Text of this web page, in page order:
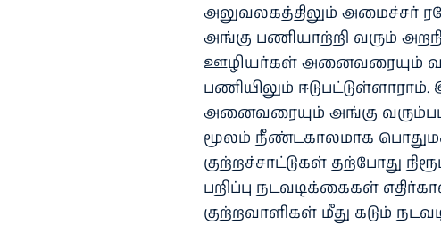
அலுவலகத்திலும் அமைச்சர்
அங்கு பணியாற்றி வரும்
ஊழியர்கள் அனைவரையும்
பணியிலும்
அனைவரையும் அங்கு
மூலம் நீண்டகாலமாக
குற்றச்சாட்டுகள் தற்போது
பறிப்பு நடவடிக்கைகள்
குற்றவாளிகள் மீது கடும்